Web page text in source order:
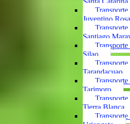
Transporte
Juventino
Transporte
Santiago
Transporte
Silao
Transporte
Tarandacuao
Transporte
Tarimoro
Transporte
Tierra Blanca
Transporte